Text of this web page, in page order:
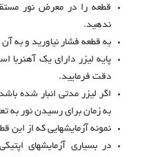
قطعه را در معرض نور
ندهید.
به قطعه فشار نیاورید و به
پایه لیزر دارای یک
دقت فرمایید.
اگر لیزر مدتی انبار شده
به زمان برای رسیدن نور به
نمونه آزمایشهایی که از این
در بسیاری آزمایشهای